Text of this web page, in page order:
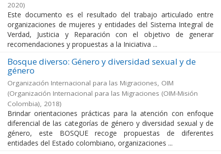
2020)
Este documento es el resultado del trabajo articulado entre
organizaciones de mujeres y entidades del Sistema Integral de
Verdad, Justicia y Reparación con el objetivo de generar
recomendaciones y propuestas a la Iniciativa ...
Bosque diverso: Género y diversidad sexual y de
género
Organización Internacional para las Migraciones, OIM
(Organización Internacional para las Migraciones (OIM-Misión
Colombia), 2018)
Brindar orientaciones prácticas para la atención con enfoque
diferencial de las categorías de género y diversidad sexual y de
género, este BOSQUE recoge propuestas de diferentes
entidades del Estado colombiano, organizaciones ...